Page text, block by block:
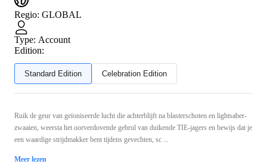
Regio: GLOBAL
Type: Account
Edition:
Standard Edition Celebration Edition
Ruik de geur van geïoniseerde lucht die achterblijft na blasterschoten en lightsaber-
zwaaien, weersta het oorverdovende gebrul van duikende TIE-jagers en bewijs dat je
een waardige strijdmakker bent tijdens gevechten, sc ...
Meer lezen